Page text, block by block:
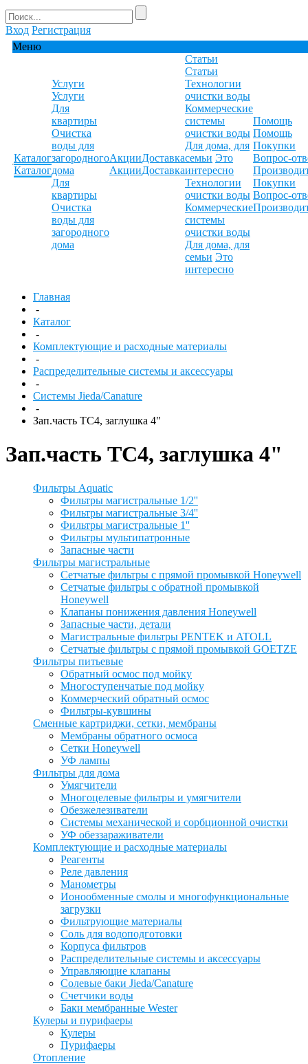
Вход Регистрация
Меню
Каталог
Каталог
Услуги
Услуги
Для
квартиры
Очистка
воды для
загородного
дома
Для
квартиры
Очистка
воды для
загородного
дома
Акции
Акции
Доставка
Доставка
Статьи
Статьи
Технологии
очистки воды
Коммерческие
системы
очистки воды
Для дома, для
семьи Это
интересно
Технологии
очистки воды
Коммерческие
системы
очистки воды
Для дома, для
семьи Это
интересно
Помощь
Помощь
Покупки
Вопрос-
Покупки
Вопрос-
Главная
-
Каталог
-
Комплектующие и расходные материалы
-
Распределительные системы и аксессуары
-
Системы Jieda/Canature
-
Зап.часть TC4, заглушка 4"
Зап.часть TC4, заглушка 4"
Фильтры Aquatic
Фильтры магистральные 1/2''
Фильтры магистральные 3/4''
Фильтры магистральные 1''
Фильтры мультипатронные
Запасные части
Фильтры магистральные
Сетчатые фильтры с прямой промывкой Honeywell
Сетчатые фильтры с обратной промывкой
Honeywell
Клапаны понижения давления Honeywell
Запасные части, детали
Магистральные фильтры PENTEK и ATOLL
Сетчатые фильтры с прямой промывкой GOETZE
Фильтры питьевые
Обратный осмос под мойку
Многоступенчатые под мойку
Коммерческий обратный осмос
Фильтры-кувшины
Сменные картриджи, сетки, мембраны
Мембраны обратного осмоса
Сетки Honeywell
УФ лампы
Фильтры для дома
Умягчители
Многоцелевые фильтры и умягчители
Обезжелезиватели
Системы механической и сорбционной очистки
УФ обеззараживатели
Комплектующие и расходные материалы
Реагенты
Реле давления
Манометры
Ионообменные смолы и многофункциональные
загрузки
Фильтрующие материалы
Соль для водоподготовки
Корпуса фильтров
Распределительные системы и аксессуары
Управляющие клапаны
Солевые баки Jieda/Canature
Счетчики воды
Баки мембранные Wester
Кулеры и пурифаеры
Кулеры
Пурифаеры
Отопление